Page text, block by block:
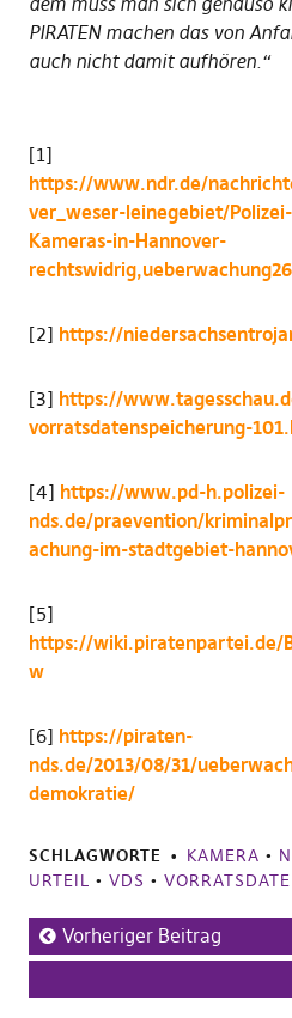
PIRATEN machen das von
auch nicht damit aufhören.“
[1]
https://www.ndr.de/
ver_weser-leinegebiet/
Kameras-in-Hannover-
[2] https://
[3] https://
vorratsdatenspeicherung-
[4] https://www.pd-h.polizei-
nds.de/praevention/
achung-im-stadtgebiet-
[5]
https://wiki.piratenpartei.de/
w
[6] https://piraten-
nds.de/2013/08/31/
demokratie/
SCHLAGWORTE KAMERA •
URTEIL • VDS •
Vorheriger Beitrag